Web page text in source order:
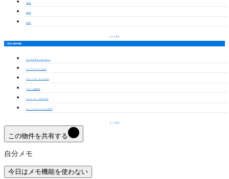
1LDK
2LDK
3LDK
もっと見る
周辺の物件情報
ＡＬＥＧＲＥ（アレグレ）
ティアリークリスタル
Ｓｕｒｆｅｒ Ｄｒｅａｍ
ブルーム前田Ｂ
メゾン・ド・フローラＡ
ａｒｃｏｂａｌｅｎｏ小井戸
もっと見る
この物件を共有する
自分メモ
今日はメモ機能を使わない